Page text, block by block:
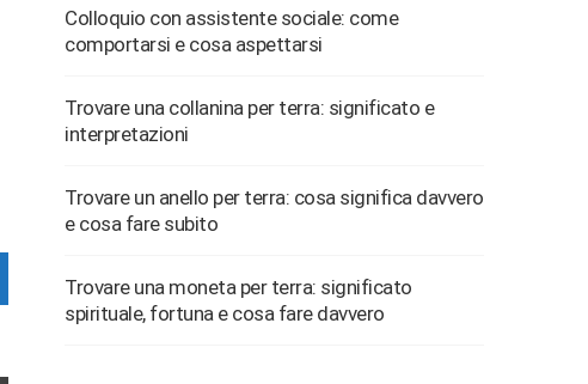
Colloquio con assistente sociale: come
comportarsi e cosa aspettarsi
Trovare una collanina per terra: significato e
interpretazioni
Trovare un anello per terra: cosa significa davvero
e cosa fare subito
Trovare una moneta per terra: significato
spirituale, fortuna e cosa fare davvero